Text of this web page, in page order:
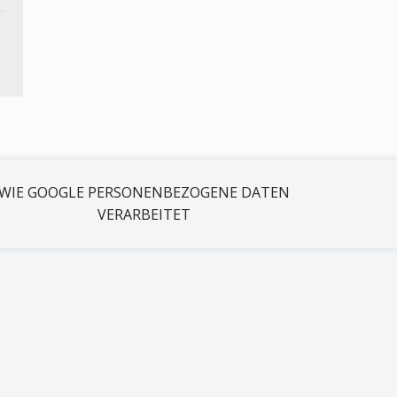
GOOGLE PERSONENBEZOGENE DATEN
VERARBEITET